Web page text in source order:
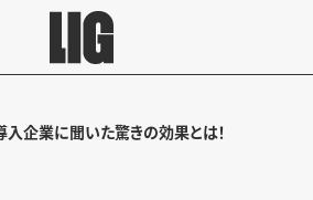
企業に聞いた驚きの効果とは！